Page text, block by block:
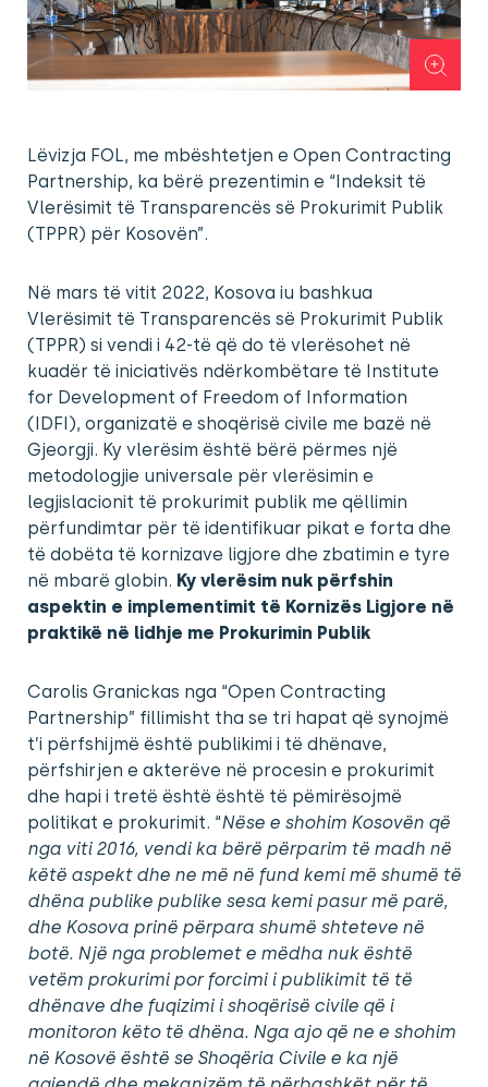
Lëvizja FOL, me mbështetjen e Open Contracting
Partnership, ka bërë prezentimin e “Indeksit të
Vlerësimit të Transparencës së Prokurimit Publik
(TPPR) për Kosovën”.
Në mars të vitit 2022, Kosova iu bashkua
Vlerësimit të Transparencës së Prokurimit Publik
(TPPR) si vendi i 42-të që do të vlerësohet në
kuadër të iniciativës ndërkombëtare të Institute
for Development of Freedom of Information
(IDFI), organizatë e shoqërisë civile me bazë në
Gjeorgji. Ky vlerësim është bërë përmes një
metodologjie universale për vlerësimin e
legjislacionit të prokurimit publik me qëllimin
përfundimtar për të identifikuar pikat e forta dhe
të dobëta të kornizave ligjore dhe zbatimin e tyre
në mbarë globin. Ky vlerësim nuk përfshin
aspektin e implementimit të Kornizës Ligjore në
praktikë në lidhje me Prokurimin Publik
Carolis Granickas nga “Open Contracting
Partnership” fillimisht tha se tri hapat që synojmë
t’i përfshijmë është publikimi i të dhënave,
përfshirjen e akterëve në procesin e prokurimit
dhe hapi i tretë është është të pëmirësojmë
politikat e prokurimit. “Nëse e shohim Kosovën që
nga viti 2016, vendi ka bërë përparim të madh në
këtë aspekt dhe ne më në fund kemi më shumë të
dhëna publike publike sesa kemi pasur më parë,
dhe Kosova prinë përpara shumë shteteve në
botë. Një nga problemet e mëdha nuk është
vetëm prokurimi por forcimi i publikimit të të
dhënave dhe fuqizimi i shoqërisë civile që i
monitoron këto të dhëna. Nga ajo që ne e shohim
në Kosovë është se Shoqëria Civile e ka një